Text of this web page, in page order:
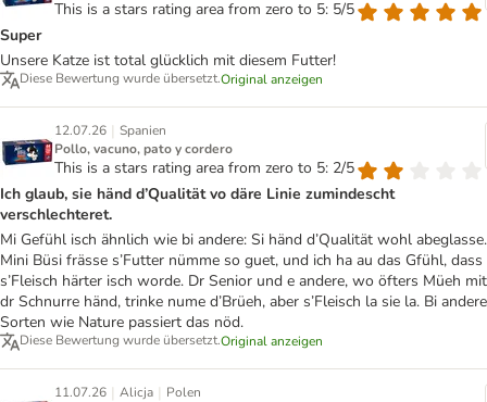
This is a stars rating area from zero to 5: 5/5
Super
Unsere Katze ist total glücklich mit diesem Futter!
Diese Bewertung wurde übersetzt.Original anzeigen
12.07.26 | Spanien
Pollo, vacuno, pato y cordero
This is a stars rating area from zero to 5: 2/5
Ich glaub, sie händ d’Qualität vo däre Linie zumindescht
verschlechteret.
Mi Gefühl isch ähnlich wie bi andere: Si händ d’Qualität wohl abeglasse.
Mini Büsi frässe s’Futter nümme so guet, und ich ha au das Gfühl, dass
s’Fleisch härter isch worde. Dr Senior und e andere, wo öfters Müeh mit
dr Schnurre händ, trinke nume d’Brüeh, aber s’Fleisch la sie la. Bi andere
Sorten wie Nature passiert das nöd.
Diese Bewertung wurde übersetzt.Original anzeigen
11.07.26 | Alicja | Polen